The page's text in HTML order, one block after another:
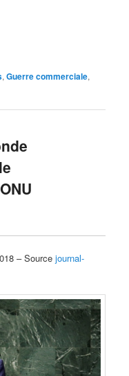
,Guerre commerciale,
– Sourcejournal-